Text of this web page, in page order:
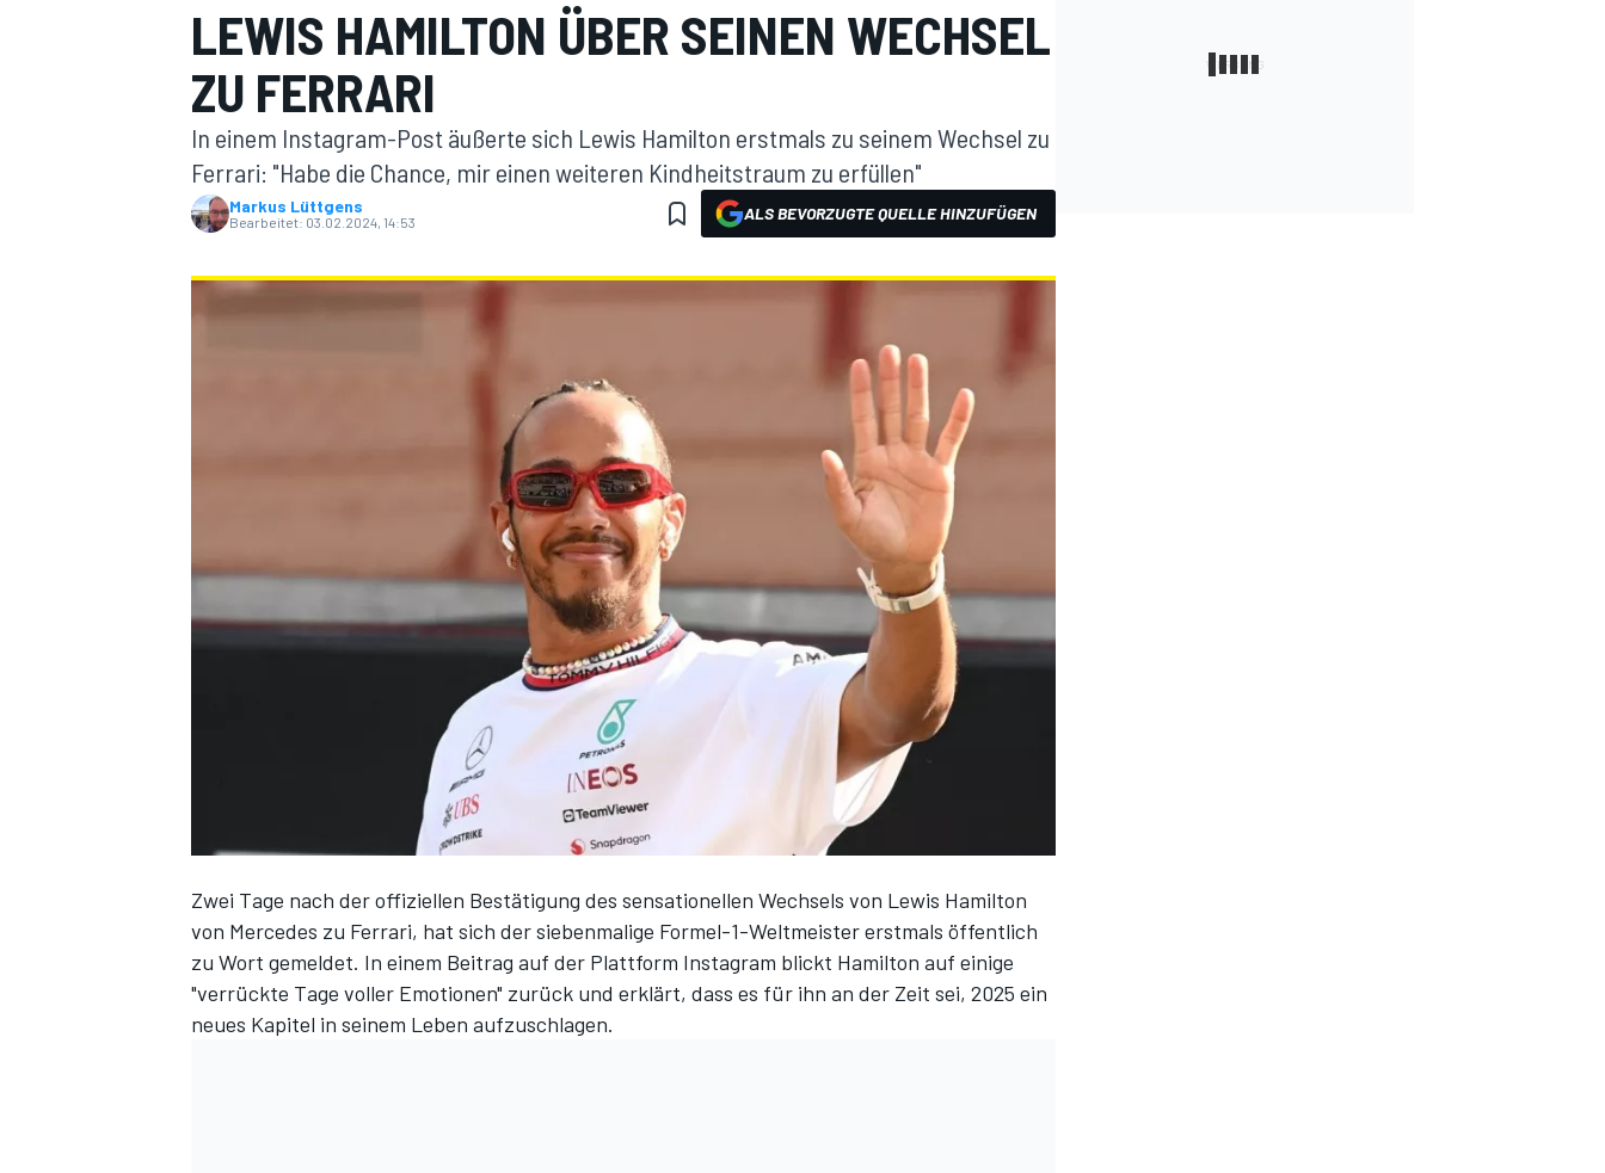
MOTOGP
LEWIS HAMILTON ÜBER SEINEN WECHSEL
ZU FERRARI
In einem Instagram-Post äußerte sich Lewis Hamilton erstmals zu seinem Wechsel zu
Ferrari: "Habe die Chance, mir einen weiteren Kindheitstraum zu erfüllen"
Markus Lüttgens
Bearbeitet: 03.02.2024, 14:53 ALS BEVORZUGTE QUELLE HINZUFÜGEN
Zwei Tage nach der offiziellen Bestätigung des sensationellen Wechsels von Lewis Hamilton
von Mercedes zu Ferrari, hat sich der siebenmalige Formel-1-Weltmeister erstmals öffentlich
zu Wort gemeldet. In einem Beitrag auf der Plattform Instagram blickt Hamilton auf einige
"verrückte Tage voller Emotionen" zurück und erklärt, dass es für ihn an der Zeit sei, 2025 ein
neues Kapitel in seinem Leben aufzuschlagen.